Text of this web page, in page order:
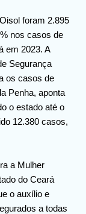
foram 2.895
nos casos de
em 2023. A
Segurança
os casos de
Penha, aponta
o estado até o
12.380 casos,
a Mulher
do Ceará
o auxílio e
a todas